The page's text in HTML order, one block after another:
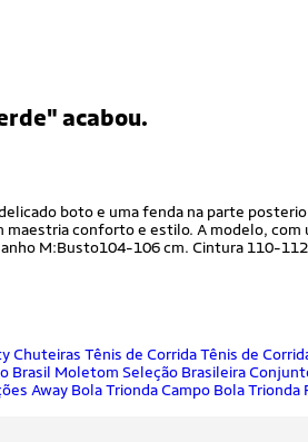
acabou.
boto e uma fenda na parte
conforto e estilo. A modelo,
M:Busto104-106 cm. Cintura 110-
Chuteiras Tênis de CorridaTênis de
Brasil Moletom Seleção Brasileira
Away Bola Trionda Campo Bola Trionda